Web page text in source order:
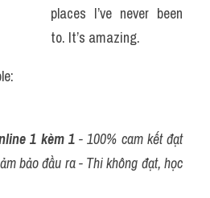
places I’ve never been
to. It’s amazing.
1 kèm 1 - 100% cam kết đạt
bảo đầu ra - Thi không đạt, học